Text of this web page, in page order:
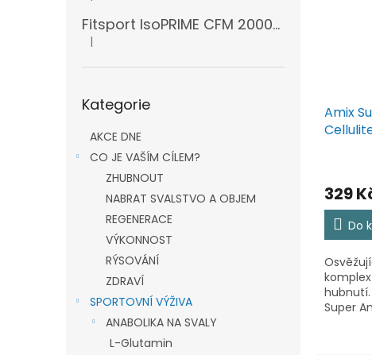
Fitsport IsoPRIME CFM 2000g + šejkr
Hodnocení produktu je 5 z 5 hvězdiček.
|
kategorie
Kategorie
AKCE DNE
CO JE VAŠÍM CÍLEM?
ZHUBNOUT
NABRAT SVALSTVO A OBJEM
REGENERACE
VÝKONNOST
RÝSOVÁNÍ
ZDRAVÍ
SPORTOVNÍ VÝŽIVA
ANABOLIKA NA SVALY
L-Glutamin
Amix
329
Do
Super